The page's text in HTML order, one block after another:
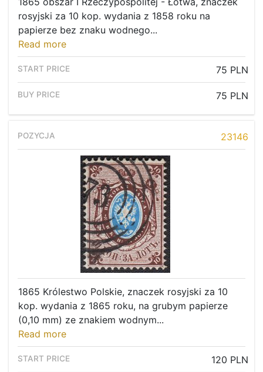
rosyjski za 10 kop. wydania z 1858 roku na
papierze bez znaku wodnego...
Read more
75 PLN
75 PLN
23146
1865 Królestwo Polskie, znaczek rosyjski za 10
kop. wydania z 1865 roku, na grubym papierze
(0,10 mm) ze znakiem wodnym...
Read more
120 PLN